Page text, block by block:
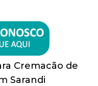
Cremacão de
Sarandi